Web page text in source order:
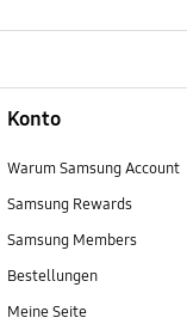
Konto
Warum Samsung Account
Samsung Rewards
Samsung Members
Bestellungen
Meine Seite